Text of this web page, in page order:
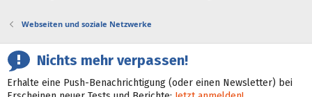
Webseiten und soziale Netzwerke
Nichts mehr verpassen!
Erhalte eine Push-Benachrichtigung (oder einen Newsletter) bei